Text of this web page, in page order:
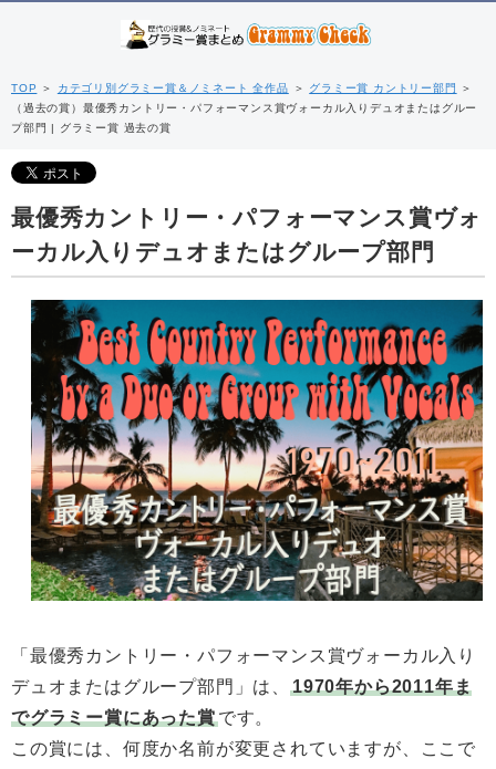
TOP ＞ カテゴリ別グラミー賞＆ノミネート 全作品 ＞ グラミー賞 カントリー部門
＞
（過去の賞）最優秀カントリー・パフォーマンス賞ヴォーカル入りデュオまたはグルー
プ部門 | グラミー賞 過去の賞
最優秀カントリー・パフォーマンス賞ヴォ
ーカル入りデュオまたはグループ部門
「最優秀カントリー・パフォーマンス賞ヴォーカル入り
デュオまたはグループ部門」は、1970年から2011年ま
でグラミー賞にあった賞です。
この賞には、何度か名前が変更されていますが、ここで